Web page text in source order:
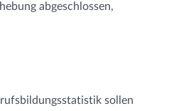
abgeschlossen,
sollen